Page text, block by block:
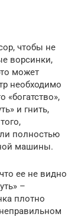
чтобы не
ворсинки,
может
необходимо
«богатство»,
и гнить,
полностью
машины.
ее не видно
–
плотно